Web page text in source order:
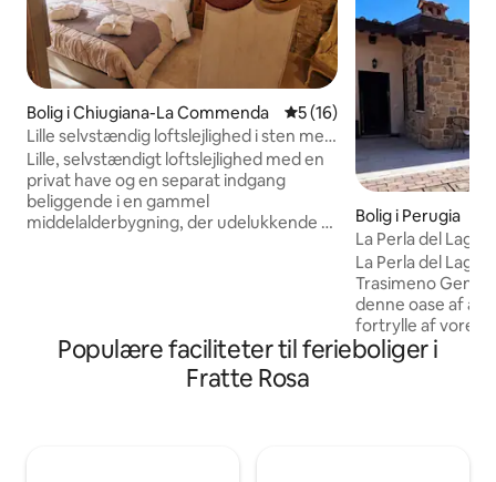
Bolig i Chiugiana-La Commenda 5 ud af 5 i gennemsnitlig
5 (16)
Lille selvstændig loftslejlighed i sten med
have
Lille, selvstændigt loftslejlighed med en
privat have og en separat indgang
beliggende i en gammel
middelalderbygning, der udelukkende er
og alle faciliteter 1 km (0,6 mil) væk. Den
ligger 30 meter fra en gammel kirke.
Den ligger i en lille landsby, men det er
Bolig i Perugia
La Perla del Lago
Trasimenosøen
La Perla del
Trasimeno ​Genopdag din harmoni i
denne oase af
fortrylle af vores
solnedgange,
aften. La Perla
Populære faciliteter til ferieboliger i
Fratte Rosa